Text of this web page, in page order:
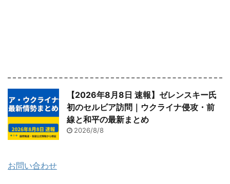
【2026年8月8日 速報】ゼレンスキー氏
初のセルビア訪問｜ウクライナ侵攻・前
線と和平の最新まとめ
2026/8/8
お問い合わせ